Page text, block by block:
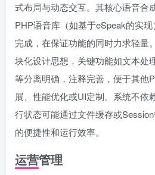
式布局与动态交互。其核心语音合
PHP语音库（如基于eSpeak的实
完成，在保证功能的同时力求轻量
块化设计思想，关键功能如文本处
等分离明确，注释完善，便于其他
展、性能优化或UI定制。系统不依
行状态可能通过文件缓存或
的便捷性和运行效率。
运营管理